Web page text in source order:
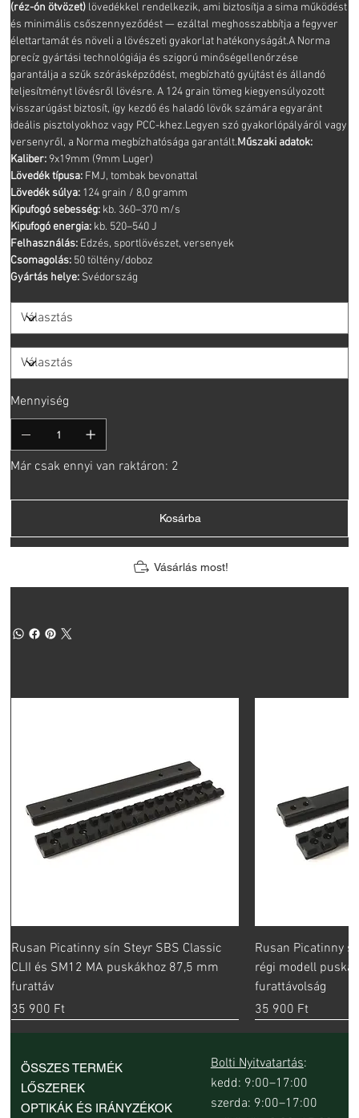
(réz-ón ötvözet) lövedékkel rendelkezik, ami biztosítja a sima működést
és minimális csőszennyeződést — ezáltal meghosszabbítja a fegyver
élettartamát és növeli a lövészeti gyakorlat hatékonyságát.A Norma
precíz gyártási technológiája és szigorú minőségellenőrzése
garantálja a szűk szórásképződést, megbízható gyújtást és állandó
teljesítményt lövésről lövésre. A 124 grain tömeg kiegyensúlyozott
visszarúgást biztosít, így kezdő és haladó lövők számára egyaránt
ideális pisztolyokhoz vagy PCC-khez.Legyen szó gyakorlópályáról vagy
versenyről, a Norma megbízhatósága garantált.Műszaki adatok:
Kaliber: 9x19mm (9mm Luger)
Lövedék típusa: FMJ, tombak bevonattal
Lövedék súlya: 124 grain / 8,0 gramm
Kipufogó sebesség: kb. 360–370 m/s
Kipufogó energia: kb. 520–540 J
Felhasználás: Edzés, sportlövészet, versenyek
Csomagolás: 50 töltény/doboz
Gyártás helye: Svédország
Mennyiség
Már csak ennyi van raktáron: 2
Kosárba
Vásárlás most!
Rusan Picatinny sín Steyr SBS Classic
CLII és SM12 MA puskákhoz 87,5 mm
furattáv
Ár
35 900 Ft
Rusan Picatinny
régi modell
furattávolság
Ár
35 900 Ft
ÖSSZES TERMÉK
LŐSZEREK
OPTIKÁK ÉS IRÁNYZÉKOK
Bolti Nyitvatartás:
kedd: 9:00–17:00
szerda: 9:00–17:00